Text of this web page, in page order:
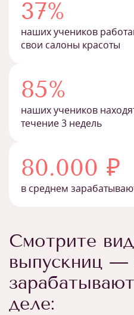
37%
наших учеников
свои салоны красоты
85%
наших учеников
течение 3 недель
80.000 ₽
в среднем
Смотрите
выпускниц —
деле: